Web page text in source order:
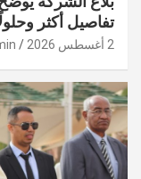
تفاصيل أكثر
2 أغسطس 2026